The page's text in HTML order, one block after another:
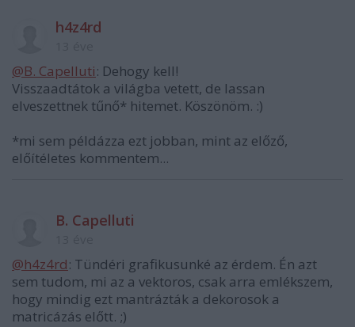
h4z4rd
@B. Capelluti: Dehogy kell!
Visszaadtátok a világba vetett, de lassan
elveszettnek tűnő* hitemet. Köszönöm. :)
*mi sem példázza ezt jobban, mint az előző,
előítéletes kommentem...
B. Capelluti
@h4z4rd: Tündéri grafikusunké az érdem. Én azt
sem tudom, mi az a vektoros, csak arra emlékszem,
hogy mindig ezt mantrázták a dekorosok a
matricázás előtt. ;)